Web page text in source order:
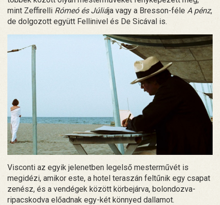
mint Zeffirelli Rómeó és Júliája vagy a Bresson-féle A pénz,
de dolgozott együtt Fellinivel és De Sicával is.
Visconti az egyik jelenetben legelső mesterművét is
megidézi, amikor este, a hotel teraszán feltűnik egy csapat
zenész, és a vendégek között körbejárva, bolondozva-
ripacskodva előadnak egy-két könnyed dallamot.